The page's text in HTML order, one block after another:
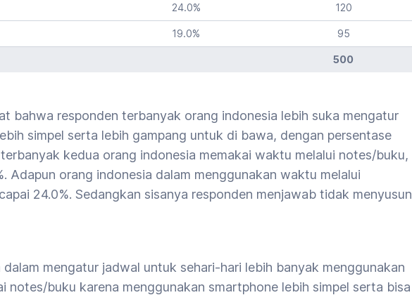
24.0% 120
19.0% 95
500
bahwa responden terbanyak orang indonesia lebih suka mengatur
simpel serta lebih gampang untuk di bawa, dengan persentase
kedua orang indonesia memakai waktu melalui notes/buku,
Adapun orang indonesia dalam menggunakan waktu melalui
24.0%. Sedangkan sisanya responden menjawab tidak menyusun
mengatur jadwal untuk sehari-hari lebih banyak menggunakan
notes/buku karena menggunakan smartphone lebih simpel serta bisa